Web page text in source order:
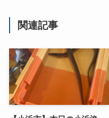
関連記事